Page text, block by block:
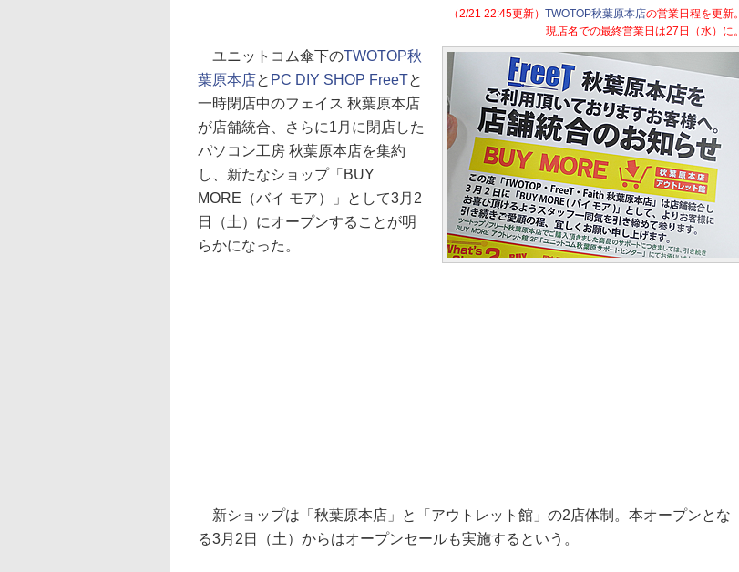
（2/21 22:45更新） TWOTOP秋葉原本店の営業日程を更新。
現店名での最終営業日は27日（水）に。
ユニットコム傘下のTWOTOP秋
葉原本店と PC DIY SHOP FreeTと
一時閉店中のフェイス 秋葉原本店
が店舗統合、さらに1月に閉店した
パソコン工房 秋葉原本店を集約
し、新たなショップ「BUY
MORE（バイ モア）」として3月2
日（土）にオープンすることが明
らかになった。
新ショップは「秋葉原本店」と「アウトレット館」の2店体制。本オープンとな
る3月2日（土）からはオープンセールも実施するという。